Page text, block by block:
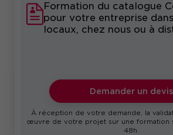
Formation du catalogue
pour votre entreprise
locaux, chez nous ou à
Demander un devis
À réception de votre demande, la
œuvre de votre projet sur une formation
48h.